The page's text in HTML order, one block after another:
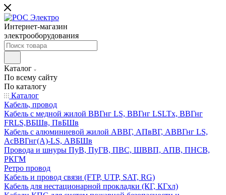
Интернет-магазин
электрооборудования
Каталог
По всему сайту
По каталогу
Каталог
Кабель, провод
Кабель с медной жилой ВВГнг LS, ВВГнг LSLTx, ВВГнг
FRLS,ВБШв, ПвБШв
Кабель с алюминиевой жилой АВВГ, АПвВГ, АВВГнг LS,
АсВВГнг(А)-LS, АВБШв
Провода и шнуры ПуВ, ПуГВ, ПВС, ШВВП, АПВ, ПНСВ,
РКГМ
Ретро провод
Кабель и провод связи (FTP, UTP, SAT, RG)
Кабель для нестационарной прокладки (КГ, КГхл)